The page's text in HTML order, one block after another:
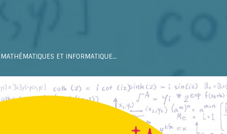
ET INFORMATIQUE…